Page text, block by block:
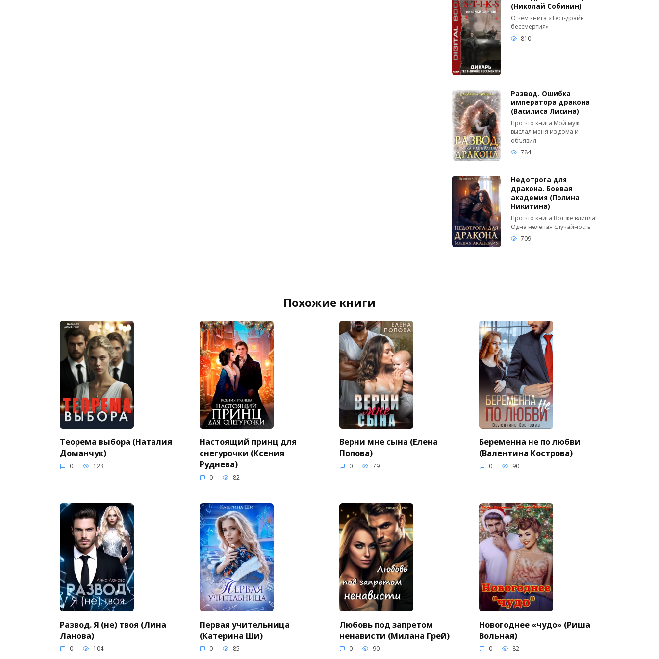
(Николай Собинин)
О чем книга «Тест-драйв
бессмертия»
810
Развод. Ошибка
императора дракона
(Василиса Лисина)
Про что книга Мой муж
выслал меня из дома и
объявил
784
Недотрога для
дракона. Боевая
академия (Полина
Никитина)
Про что книга Вот же влипла!
Одна нелепая случайность
709
Похожие книги
Теорема выбора (Наталия
Доманчук)
0 128
Настоящий принц для
снегурочки (Ксения
Руднева)
0 82
Верни мне сына (Елена
Попова)
0 79
Беременна не по любви
(Валентина Кострова)
0 90
Развод. Я (не) твоя (Лина
Ланова)
0 104
Первая учительница
(Катерина Ши)
0 85
Любовь под запретом
ненависти (Милана Грей)
0 90
Новогоднее «чудо» (Риша
Вольная)
0 82